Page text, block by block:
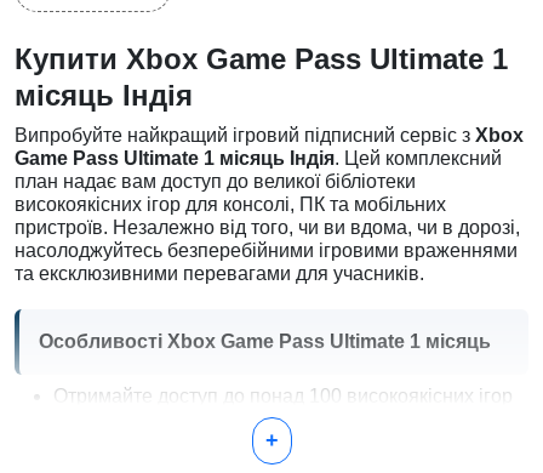
Купити Xbox Game Pass Ultimate 1
місяць Індія
Випробуйте найкращий ігровий підписний сервіс з Xbox
Game Pass Ultimate 1 місяць Індія. Цей комплексний
план надає вам доступ до великої бібліотеки
високоякісних ігор для консолі, ПК та мобільних
пристроїв. Незалежно від того, чи ви вдома, чи в дорозі,
насолоджуйтесь безперебійними ігровими враженнями
та ексклюзивними перевагами для учасників.
Особливості Xbox Game Pass Ultimate 1 місяць
Отримайте доступ до понад 100 високоякісних ігор
для консолі, ПК та мобільних пристроїв.
Насолоджуйтесь новими іграми, які постійно
додаються, включаючи випуски в день релізу.
+